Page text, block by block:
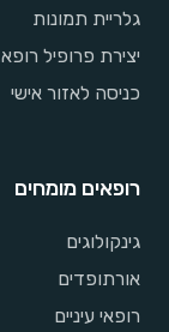
גלריית תמונות
יצירת פרופיל
כניסה לאזור אישי
רופאים מומחים
גינקולוגים
אורתופדים
רופאי עיניים